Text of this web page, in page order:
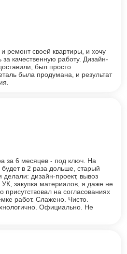
ремонт своей квартиры, и хочу
за качественную работу. Дизайн-
был просто
была продумана, и результат
за 6 месяцев - под ключ. На
в 2 раза дольше, старый
дизайн-проект, вывоз
закупка материалов, я даже не
присутствовал на согласованиях
работ. Слажено. Чисто.
Официально. Не